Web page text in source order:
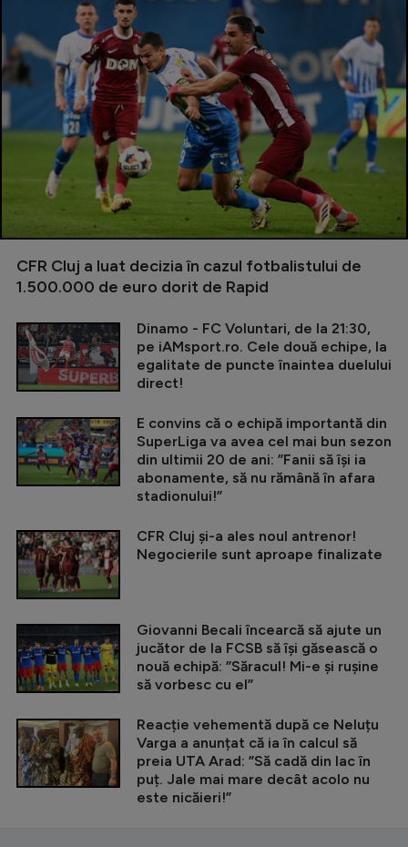
CFR Cluj a luat decizia în cazul fotbalistului de
1.500.000 de euro dorit de Rapid
Dinamo - FC Voluntari, de la 21:30,
pe iAMsport.ro. Cele două echipe, la
egalitate de puncte înaintea duelului
direct!
E convins că o echipă importantă din
SuperLiga va avea cel mai bun sezon
din ultimii 20 de ani: ”Fanii să își ia
abonamente, să nu rămână în afara
stadionului!”
CFR Cluj și-a ales noul antrenor!
Negocierile sunt aproape finalizate
Giovanni Becali încearcă să ajute un
jucător de la FCSB să își găsească o
nouă echipă: ”Săracul! Mi-e și rușine
să vorbesc cu el”
Reacție vehementă după ce Neluțu
Varga a anunțat că ia în calcul să
preia UTA Arad: ”Să cadă din lac în
puț. Jale mai mare decât acolo nu
este nicăieri!”